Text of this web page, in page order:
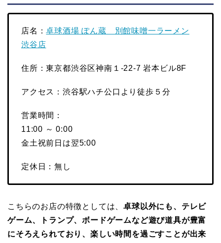
店名：卓球酒場 ぽん蔵 別館味噌一ラーメン
渋谷店
住所：東京都渋谷区神南１-22-7 岩本ビル8F
アクセス：渋谷駅ハチ公口より徒歩５分
営業時間：
11:00 ～ 0:00
金土祝前日は翌5:00
定休日：無し
こちらのお店の特徴としては、卓球以外にも、テレビ
ゲーム、トランプ、ボードゲームなど遊び道具が豊富
にそろえられており、楽しい時間を過ごすことが出来